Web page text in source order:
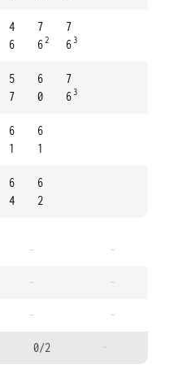
4
6
7
62
7
6 3
5
7
6
0
7
6 3
6
1
6
1
6
4
6
2
- -
- -
- -
0/2 -